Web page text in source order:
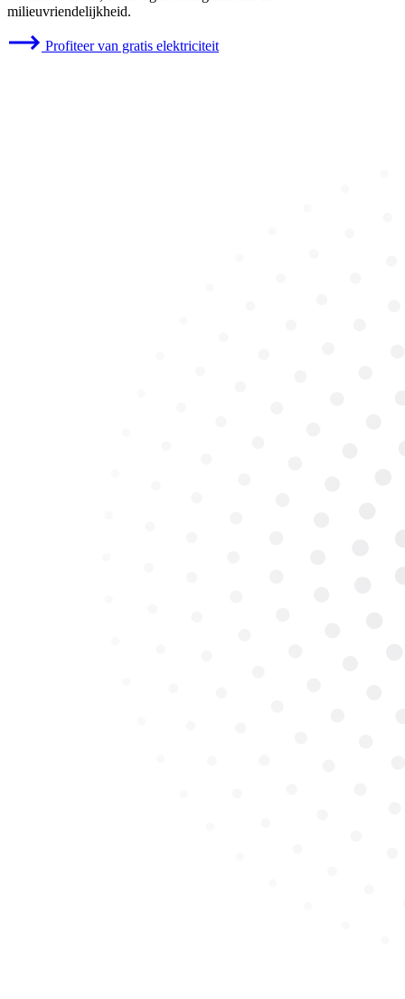
milieuvriendelijkheid.
Profiteer van gratis elektriciteit